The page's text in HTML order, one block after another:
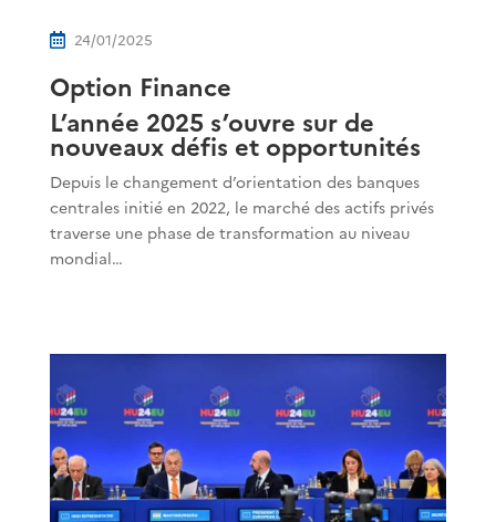
 24/01/2025
Option Finance
L’année 2025 s’ouvre sur de
nouveaux défis et opportunités
Depuis le changement d’orientation des banques
centrales initié en 2022, le marché des actifs privés
traverse une phase de transformation au niveau
mondial…